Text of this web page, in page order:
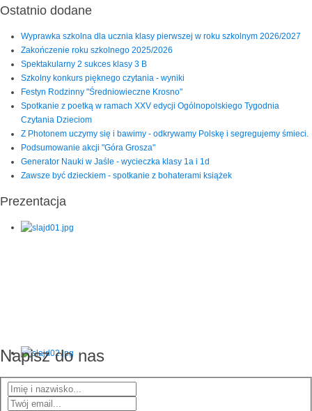
Ostatnio dodane
Wyprawka szkolna dla ucznia klasy pierwszej w roku szkolnym 2026/2027
Zakończenie roku szkolnego 2025/2026
Spektakularny 2 sukces klasy 3 B
Szkolny konkurs pięknego czytania - wyniki
Festyn Rodzinny "Średniowieczne Krosno"
Spotkanie z poetką w ramach XXV edycji Ogólnopolskiego Tygodnia
Czytania Dzieciom
Z Photonem uczymy się i bawimy - odkrywamy Polskę i segregujemy śmieci.
Podsumowanie akcji "Góra Grosza"
Generator Nauki w Jaśle - wycieczka klasy 1a i 1d
Zawsze być dzieckiem - spotkanie z bohaterami książek
Prezentacja
Napisz do nas